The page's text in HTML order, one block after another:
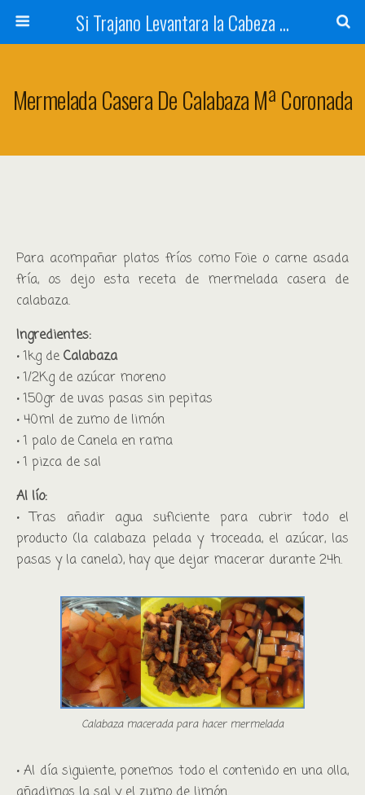
Si Trajano Levantara la Cabeza ...
Mermelada Casera De Calabaza Mª Coronada
Para acompañar platos fríos como Foie o carne asada
fría, os dejo esta receta de mermelada casera de
calabaza.
Ingredientes:
• 1kg de Calabaza
• 1/2Kg de azúcar moreno
• 150gr de uvas pasas sin pepitas
• 40ml de zumo de limón
• 1 palo de Canela en rama
• 1 pizca de sal
Al lío:
• Tras añadir agua suficiente para cubrir todo el
producto (la calabaza pelada y troceada, el azúcar, las
pasas y la canela), hay que dejar macerar durante 24h.
Calabaza macerada para hacer mermelada
• Al día siguiente, ponemos todo el contenido en una olla,